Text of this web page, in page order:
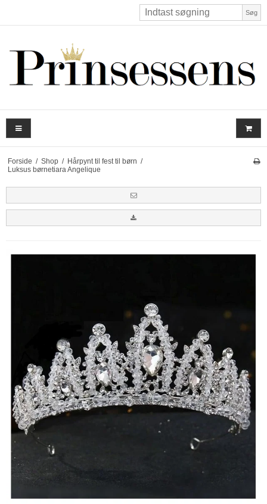
Søg
Forside / Shop / Hårpynt til fest til børn /
Luksus børnetiara Angelique